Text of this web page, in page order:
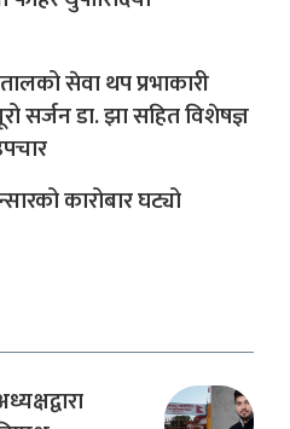
सेवा थप प्रभाकारी
सर्जन डा. झा सहित विशेषज्ञ
कारोबार घट्यो